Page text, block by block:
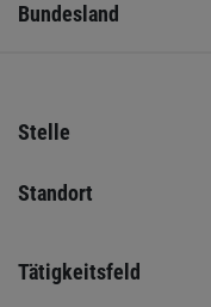
Bundesland
Stelle
Standort
Tätigkeitsfeld